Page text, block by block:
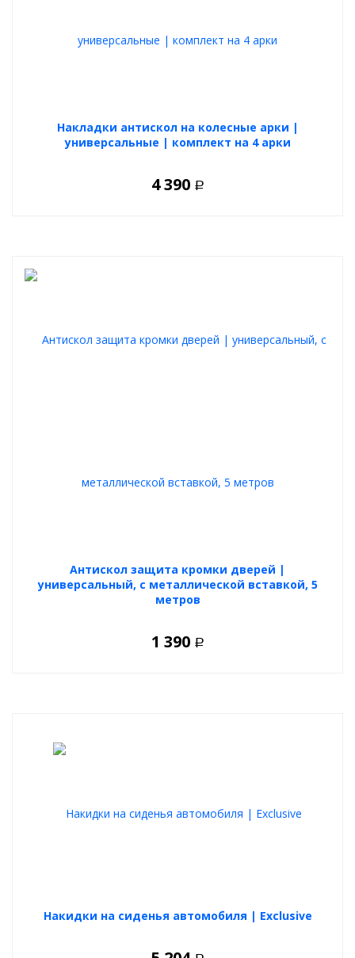
Накладки антискол на колесные арки |
универсальные | комплект на 4 арки
4 390 Р
Антискол защита кромки дверей |
универсальный, с металлической вставкой, 5
метров
1 390 Р
Накидки на сиденья автомобиля | Exclusive